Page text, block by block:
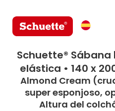
Schuette®
elástica • 140 x
Almond Cream
super esponjoso,
Altura del